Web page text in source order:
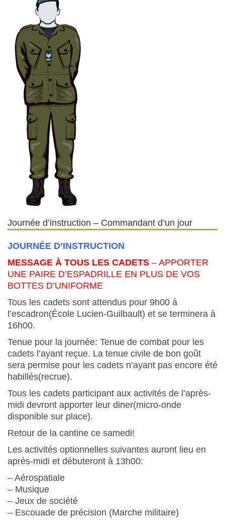
Journée d’instruction – Commandant d’un jour
JOURNÉE D’INSTRUCTION
MESSAGE À TOUS LES CADETS – APPORTER
UNE PAIRE D’ESPADRILLE EN PLUS DE VOS
BOTTES D’UNIFORME
Tous les cadets sont attendus pour 9h00 à
l’escadron(École Lucien-Guilbault) et se terminera à
16h00.
Tenue pour la journée: Tenue de combat pour les
cadets l’ayant reçue. La tenue civile de bon goût
sera permise pour les cadets n’ayant pas encore été
habillés(recrue).
Tous les cadets participant aux activités de l’après-
midi devront apporter leur diner(micro-onde
disponible sur place).
Retour de la cantine ce samedi!
Les activités optionnelles suivantes auront lieu en
après-midi et débuteront à 13h00:
– Aérospatiale
– Musique
– Jeux de société
– Escouade de précision (Marche militaire)